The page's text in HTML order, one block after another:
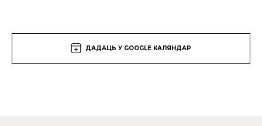
ДАДАЦЬ У GOOGLE КАЛЯНДАР